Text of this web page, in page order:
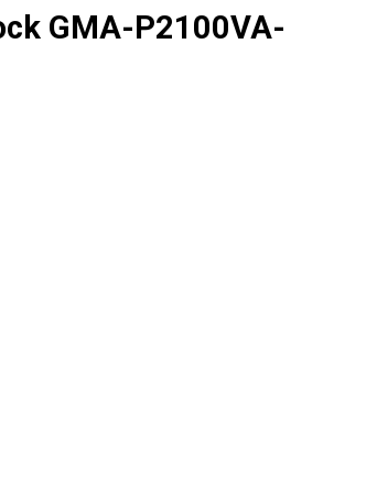
GMA-P2100VA-